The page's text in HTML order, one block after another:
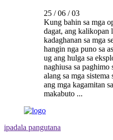
25 / 06 / 03
Kung bahin sa mga
dagat, ang kalikopan
kadaghanan sa mga
hangin nga puno sa
ug ang hulga sa
naghiusa sa paghimo
alang sa mga
ang mga kagamitan
makabuto ...
ipadala pangutana